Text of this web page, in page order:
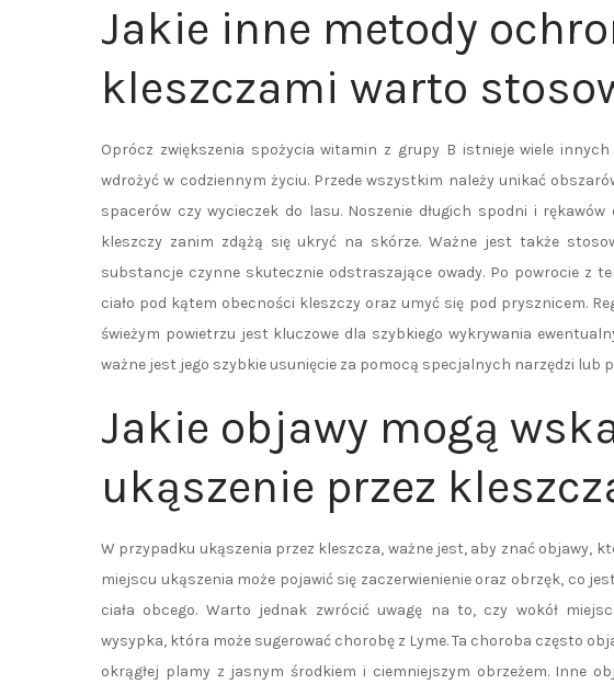
Jakie inne metody
kleszczami warto
Oprócz zwiększenia spożycia witamin z grupy B istnieje wiele
wdrożyć w codziennym życiu. Przede wszystkim należy unikać
spacerów czy wycieczek do lasu. Noszenie długich spodni i
kleszczy zanim zdążą się ukryć na skórze. Ważne jest także
substancje czynne skutecznie odstraszające owady. Po powrocie z
ciało pod kątem obecności kleszczy oraz umyć się pod prysznicem.
świeżym powietrzu jest kluczowe dla szybkiego wykrywania
ważne jest jego szybkie usunięcie za pomocą specjalnych narzędzi lub
Jakie objawy mogą
ukąszenie przez
W przypadku ukąszenia przez kleszcza, ważne jest, aby znać objawy,
miejscu ukąszenia może pojawić się zaczerwienienie oraz obrzęk, co
ciała obcego. Warto jednak zwrócić uwagę na to, czy wokół
wysypka, która może sugerować chorobę z Lyme. Ta choroba często
okrągłej plamy z jasnym środkiem i ciemniejszym obrzeżem. Inne